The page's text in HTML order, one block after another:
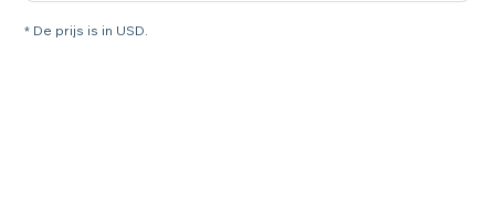
* De prijs is in USD.